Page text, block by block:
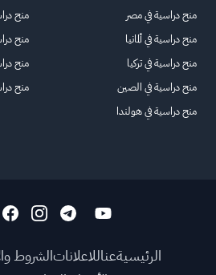
منح دراسية في مصر
منح دراسية في ألمانيا
منح دراسية في تركيا
منح دراسية في الصين
منح دراسية في هولندا
منح
منح
منح
منح
الرئيسيةعناللاعلاناتالشروط